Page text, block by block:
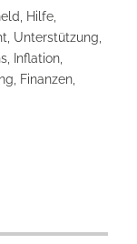
Hilfe,
Unterstützung,
Inflation,
Finanzen,